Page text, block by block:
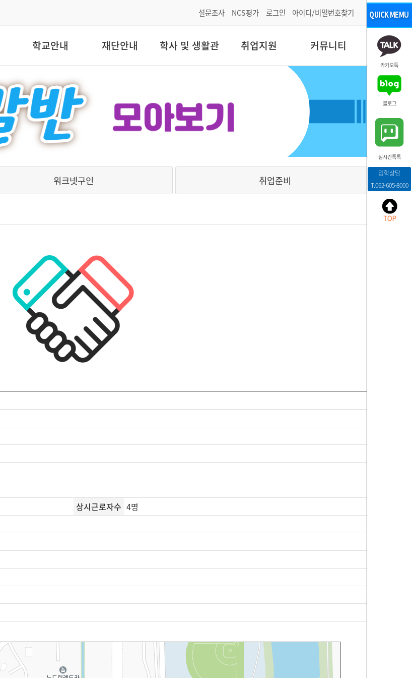
설문조사 NCS평가 로그인 아이디/비밀번호찾기
학교안내 재단안내 학사 및 생활관 취업지원 커뮤니티
워크넷구인 취업준비
상시근로자수 4명
카카오톡
블로그
실시간톡톡
입학상담
T.062-605-8000